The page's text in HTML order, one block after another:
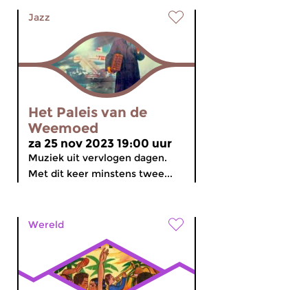
Jazz
Het Paleis van de
Weemoed
za 25 nov 2023 19:00 uur
Muziek uit vervlogen dagen.
Met dit keer minstens twee...
Wereld